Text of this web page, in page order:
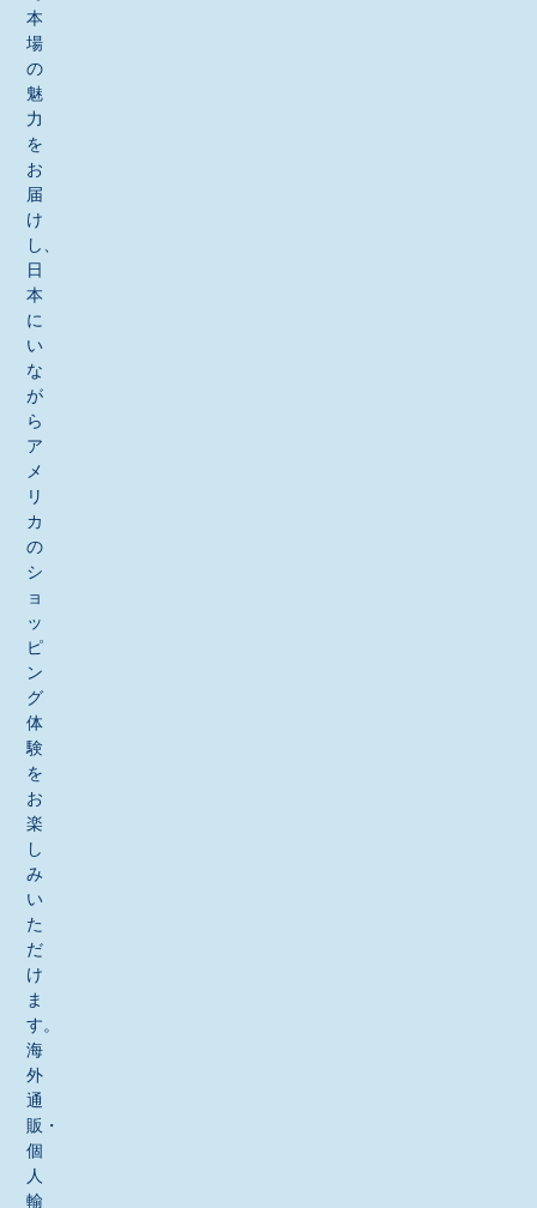
本
場
の
魅
力
を
お
届
け
し、
日
本
に
い
な
が
ら
ア
メ
リ
カ
の
シ
ョ
ッ
ピ
ン
グ
体
験
を
お
楽
し
み
い
た
だ
け
ま
す。
海
外
通
販・
個
人
輸